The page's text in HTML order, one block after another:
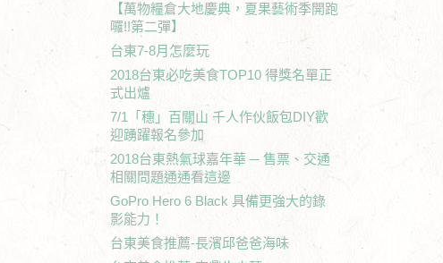
【萬物糧倉大地慶典，夏果藝術季開跑
囉!!第二彈】
台東7-8月怎麼玩
2018台東必吃美食TOP10 得獎名單正
式出爐
7/1「穗」百關山 千人作伙飯包DIY歡
迎踴躍報名參加
2018台東熱氣球嘉年華 ─ 售票、交通
相關問題通通看這邊
GoPro Hero 6 Black 具備更強大的錄
影能力！
台東美食推薦-長濱邱爸爸海味